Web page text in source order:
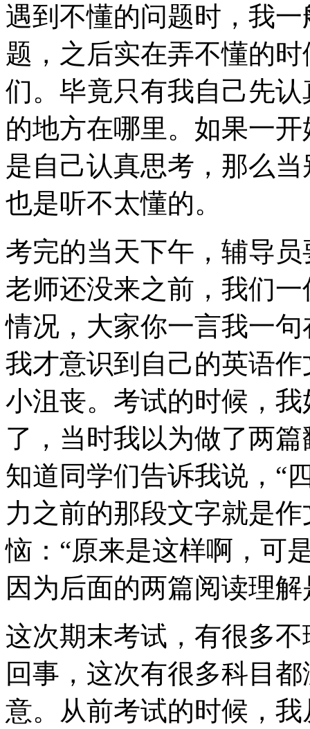
遇到不懂的问题时，我
题，之后实在弄不懂的
们。毕竟只有我自己先
的地方在哪里。如果一
是自己认真思考，那么
也是听不太懂的。
考完的当天下午，辅导
老师还没来之前，我们
情况，大家你一言我一
我才意识到自己的英语
小沮丧。考试的时候，
了，当时我以为做了两
知道同学们告诉我说，“
力之前的那段文字就是
恼：“原来是这样啊，可
因为后面的两篇阅读理
这次期末考试，有很多
回事，这次有很多科目
意。从前考试的时候，